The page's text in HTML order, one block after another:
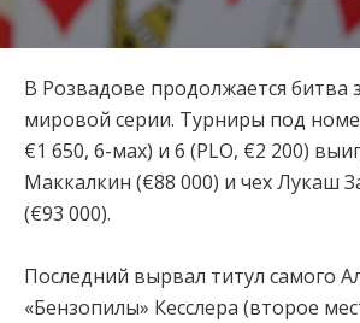
В Розвадове продолжается битва
мировой серии. Турниры под
€1 650, 6-мах) и 6 (PLO, €2 200)
Маккалкин (€88 000) и чех Лукаш
(€93 000).
Последний вырвал титул самого
«Бензопилы» Кесслера (второе